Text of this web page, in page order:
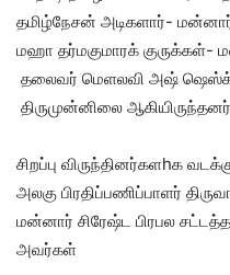
தமிழ்நேசன் அடிகளார்-
மஹா தர்மகுமாரக் குருக்கள்-
தலைவர் மெளலவி அஷ்
திருமுன்னிலை
சிறப்பு விருந்தினர்களhக
அலகு பிரதிப்பணிப்பாளர்
மன்னார் சிரேஷ்ட பிரபல
அவர்கள்